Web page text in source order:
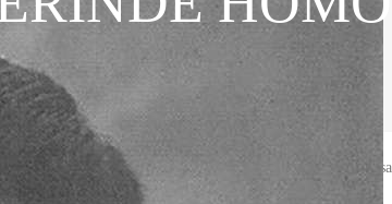
ve dergi yazıları vardır. Hepsinde ortak payda “Sevgi”dir.
anlatılır.